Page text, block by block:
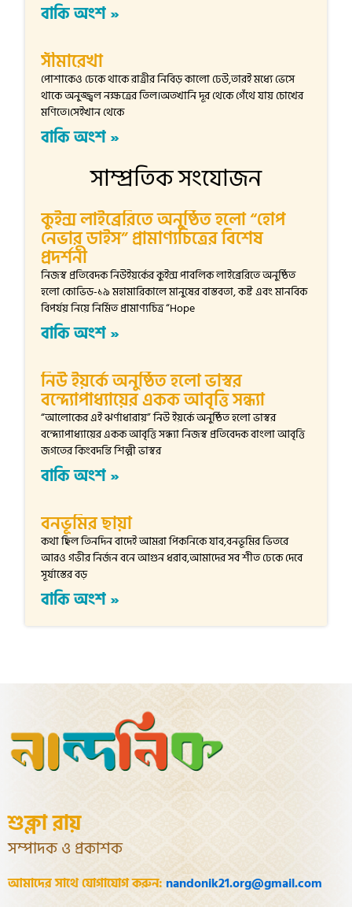
বাকি অংশ »
সীমারেখা
পোশাকেও ঢেকে থাকে রাত্রীর নিবিড় কালো ঢেউ,তারই মধ্যে ভেসে
থাকে অনুজ্জ্বল নক্ষত্রের তিল।অতখানি দূর থেকে গেঁথে যায় চোখের
মণিতে।সেইখান থেকে
বাকি অংশ »
সাম্প্রতিক সংযোজন
কুইন্স লাইব্রেরিতে অনুষ্ঠিত হলো “হোপ
নেভার ডাইস” প্রামাণ্যচিত্রের বিশেষ
প্রদর্শনী
নিজস্ব প্রতিবেদক নিউইয়র্কের কুইন্স পাবলিক লাইব্রেরিতে অনুষ্ঠিত
হলো কোভিড-১৯ মহামারিকালে মানুষের বাস্তবতা, কষ্ট এবং মানবিক
বিপর্যয় নিয়ে নির্মিত প্রামাণ্যচিত্র “Hope
বাকি অংশ »
নিউ ইয়র্কে অনুষ্ঠিত হলো ভাস্বর
বন্দ্যোপাধ্যায়ের একক আবৃত্তি সন্ধ্যা
“আলোকের এই ঝর্ণাধারায়” নিউ ইয়র্কে অনুষ্ঠিত হলো ভাস্বর
বন্দ্যোপাধ্যায়ের একক আবৃত্তি সন্ধ্যা নিজস্ব প্রতিবেদক বাংলা আবৃত্তি
জগতের কিংবদন্তি শিল্পী ভাস্বর
বাকি অংশ »
বনভূমির ছায়া
কথা ছিল তিনদিন বাদেই আমরা পিকনিকে যাব,বনভূমির ভিতরে
আরও গভীর নির্জন বনে আগুন ধরাব,আমাদের সব শীত ঢেকে দেবে
সূর্যাস্তের বড়
বাকি অংশ »
শুক্লা রায়
সম্পাদক ও প্রকাশক
আমাদের সাথে যোগাযোগ করুন: nandonik21.org@gmail.com